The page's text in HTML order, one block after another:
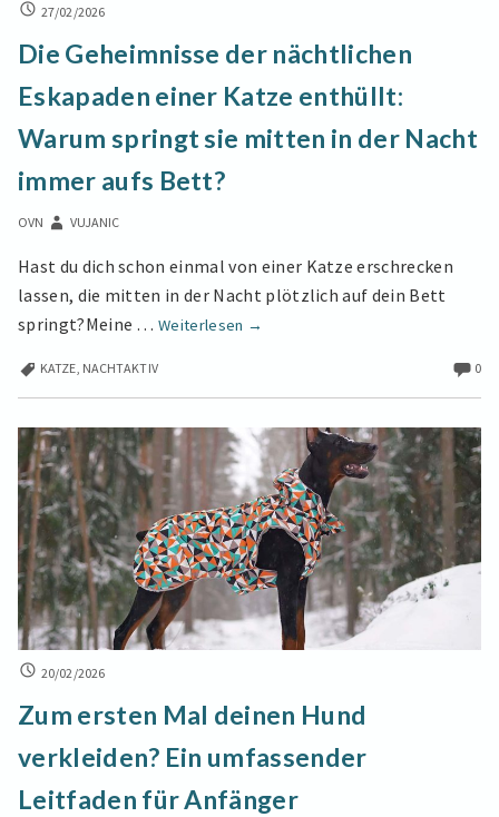
DIE
DER
ESKAPADEN
KATZE
WARUM
SIE
IN
DER
NACHT
AUFS
27/02/2026
Die Geheimnisse der nächtlichen
Eskapaden einer Katze enthüllt:
Warum springt sie mitten in der Nacht
immer aufs Bett?
OVN VUJANIC
Hast du dich schon einmal von einer Katze erschrecken
lassen, die mitten in der Nacht plötzlich auf dein Bett
springt?Meine …Weiterlesen
Die
nächtlichen
Eskapaden
einer
Katze
enthüllt:
Warum
springt
sie
mitten
immer
aufs
→
KATZE, NACHTAKTIV 0
ZUM
MAL
HUND
EIN
20/02/2026
Zum ersten Mal deinen Hund
verkleiden? Ein umfassender
Leitfaden für Anfänger